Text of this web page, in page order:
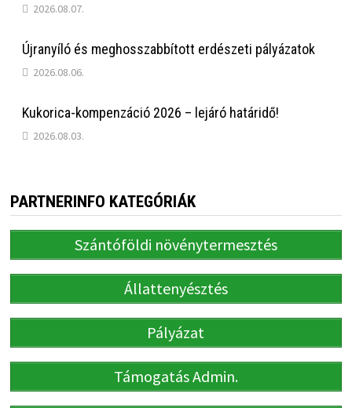
2026.08.07.
Újranyíló és meghosszabbított erdészeti pályázatok
2026.08.06.
Kukorica-kompenzáció 2026 – lejáró határidő!
2026.08.03.
PARTNERINFO KATEGÓRIÁK
Szántóföldi növénytermesztés
Állattenyésztés
Pályázat
Támogatás Admin.